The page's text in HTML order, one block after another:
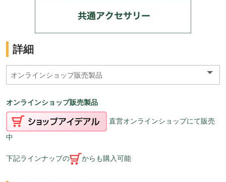
詳細
オンラインショップ販売製品
直営オンラインショップにて販売
中
下記ラインナップの からも購入可能